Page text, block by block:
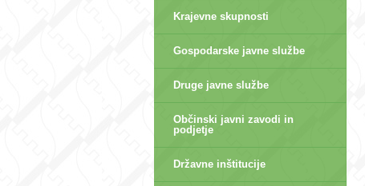
Krajevne skupnosti
Gospodarske javne službe
Druge javne službe
Občinski javni zavodi in
podjetje
Državne inštitucije